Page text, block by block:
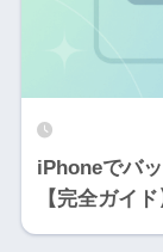
iPhoneでバ
【完全ガイド